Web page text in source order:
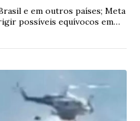
e em outros países; Meta
possíveis equívocos em